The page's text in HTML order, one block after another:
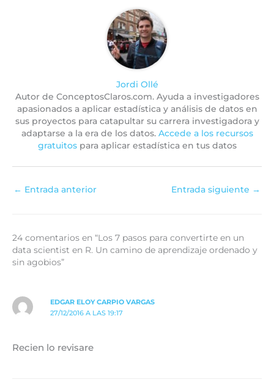
Jordi Ollé
Autor de ConceptosClaros.com. Ayuda a investigadores
apasionados a aplicar estadística y análisis de datos en
sus proyectos para catapultar su carrera investigadora y
adaptarse a la era de los datos. Accede a los recursos
gratuitospara aplicar estadística en tus datos
← Entrada anterior Entrada siguiente →
24 comentarios en “Los 7 pasos para convertirte en un
data scientist en R. Un camino de aprendizaje ordenado y
sin agobios”
EDGAR ELOY CARPIO VARGAS
27/12/2016 A LAS 19:17
Recien lo revisare